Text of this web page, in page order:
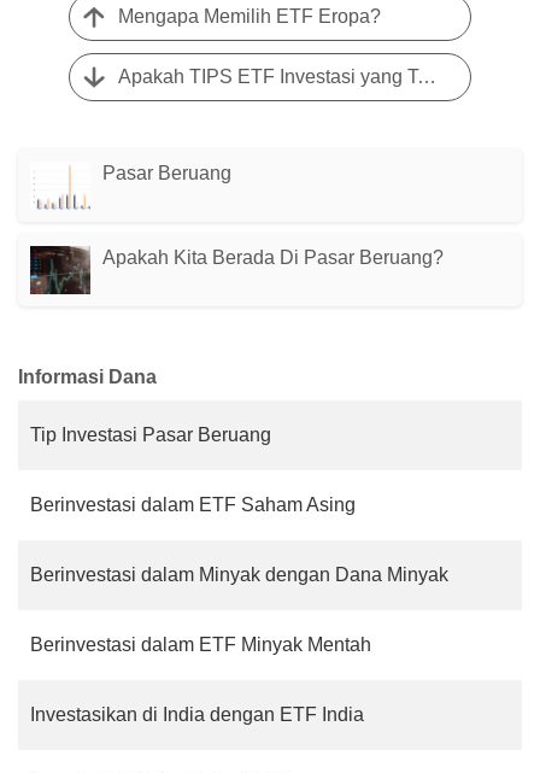
Mengapa Memilih ETF Eropa?
Apakah TIPS ETF Investasi yang Tepat untuk Anda?
Pasar Beruang
Apakah Kita Berada Di Pasar Beruang?
Informasi Dana
Tip Investasi Pasar Beruang
Berinvestasi dalam ETF Saham Asing
Berinvestasi dalam Minyak dengan Dana Minyak
Berinvestasi dalam ETF Minyak Mentah
Investasikan di India dengan ETF India